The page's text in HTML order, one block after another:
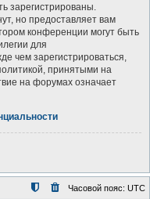
зарегистрированы.
но предоставляет вам
конференции могут быть
для
чем зарегистрироваться,
принятыми на
на форумах означает
Часовой пояс: UTC